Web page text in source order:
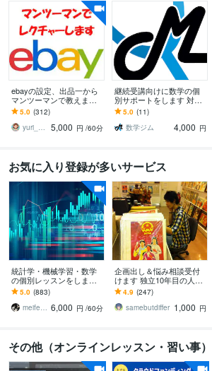
ebayの設定、出品一から
マンツーマンで教えます e
bayの設定から初出品まで
責任をもってお手伝いい
たします
5.0 (312)
yuri_ebayの家庭教師
5,000 円 /60分
継続受講向けに数学の個
別サポートをします 対話
重視で丁寧に理解を深め
る継続指導
5.0 (11)
数学ジム
4,000 円
お気に入り登録が多いサービス
統計学・機械学習・数学
の個別レッスンをします
これから学びたい人・使
いたい人向けにオンライ
ンで個別レッスン
5.0 (883)
meifelyuki 6,000 円 /60分
企画出し＆悩み相談受付
けます 独立10年目の人気
クリエイターが代わりに
アイデアを出します
4.9 (247)
samebutdiffer 1,000 円
その他（オンラインレッスン・習い事